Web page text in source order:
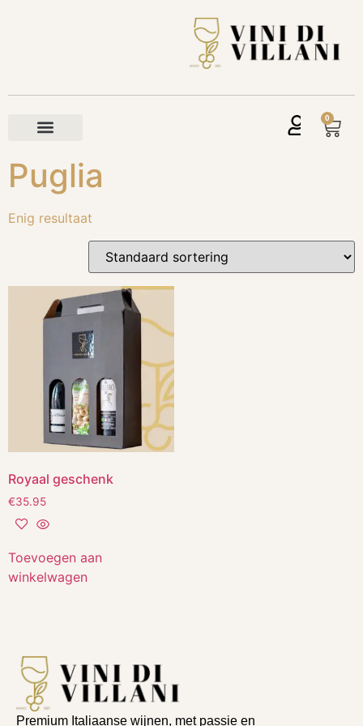
0
Puglia
Enig resultaat
Royaal geschenk
€35.95
Toevoegen aan
winkelwagen
Premium Italiaanse wijnen, met passie en